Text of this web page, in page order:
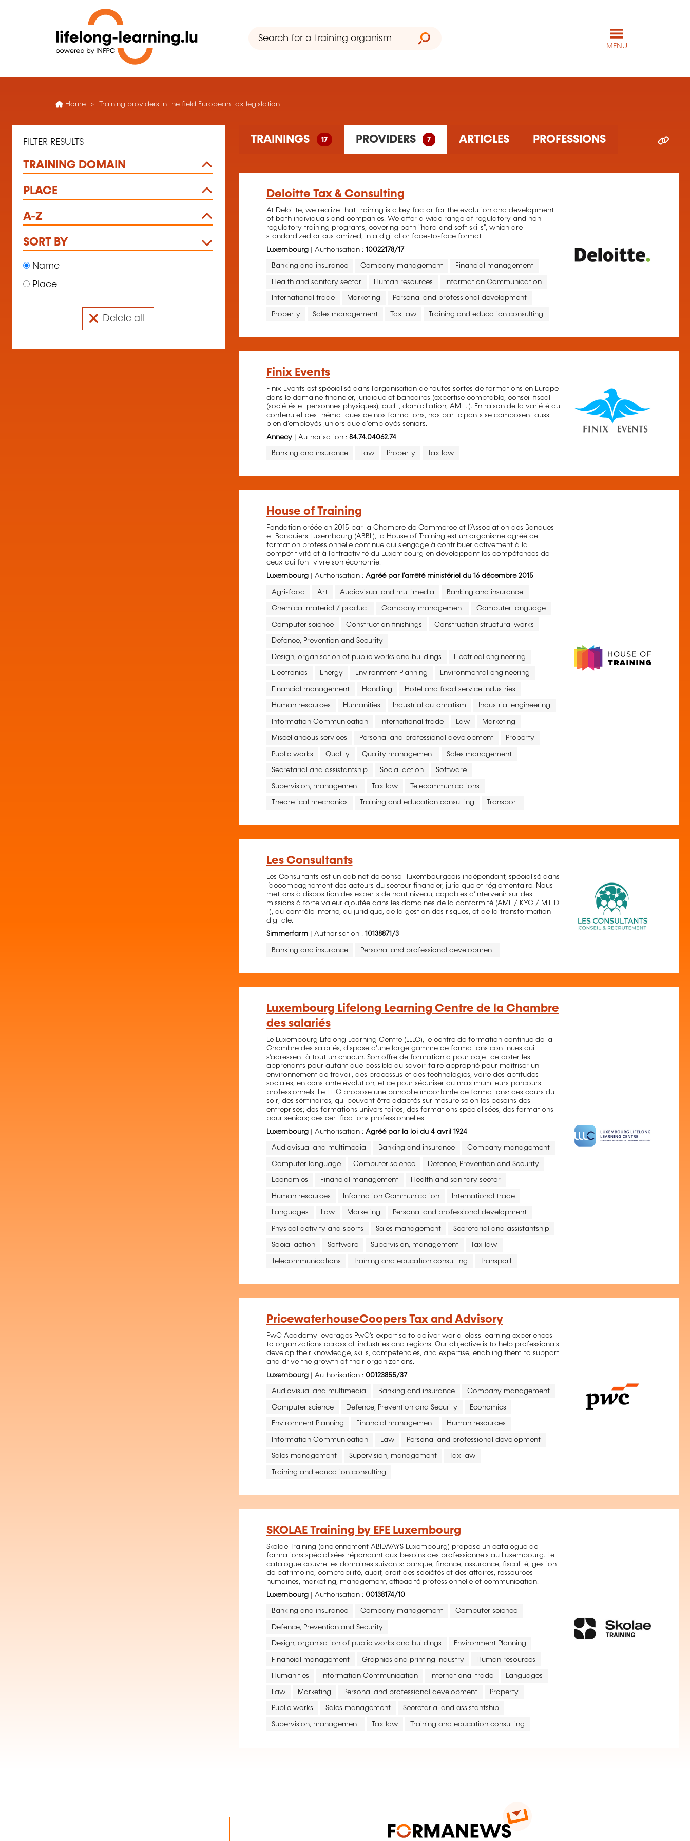
MENU
Home Training providers in the field European tax legislation
FILTER RESULTS
TRAINING DOMAIN
PLACE
A-Z
SORT BY
Name
Place
Delete all
17 training(s) found
7 training organism(s) found
TRAININGS 17 PROVIDERS 7 ARTICLES PROFESSIONS
Deloitte Tax & Consulting
At Deloitte, we realize that training is a key factor for the evolution and development
of both individuals and companies. We offer a wide range of regulatory and non-
regulatory training programs, covering both "hard and soft skills", which are
standardized or customized, in a digital or face-to-face format.
Luxembourg| Authorisation : 10022178/17
Banking and insurance Company management Financial management
Health and sanitary sector Human resources Information Communication
International trade Marketing Personal and professional development
Property Sales management Tax law Training and education consulting
Finix Events
Finix Events est spécialisé dans l'organisation de toutes sortes de formations en Europe
dans le domaine financier, juridique et bancaires (expertise comptable, conseil fiscal
(sociétés et personnes physiques), audit, domiciliation, AML…). En raison de la variété du
contenu et des thématiques de nos formations, nos participants se composent aussi
bien d’employés juniors que d’employés seniors.
Annecy| Authorisation : 84.74.04062.74
Banking and insurance Law Property Tax law
House of Training
Fondation créée en 2015 par la Chambre de Commerce et l’Association des Banques
et Banquiers Luxembourg (ABBL), la House of Training est un organisme agréé de
formation professionnelle continue qui s'engage à contribuer activement à la
compétitivité et à l'attractivité du Luxembourg en développant les compétences de
ceux qui font vivre son économie.
Luxembourg| Authorisation : Agréé par l'arrêté ministériel du 16 décembre 2015
Agri-food Art Audiovisual and multimedia Banking and insurance
Chemical material / product Company management Computer language
Computer science Construction finishings Construction structural works
Defence, Prevention and Security
Design, organisation of public works and buildings Electrical engineering
Electronics Energy Environment Planning Environmental engineering
Financial management Handling Hotel and food service industries
Human resources Humanities Industrial automatism Industrial engineering
Information Communication International trade Law Marketing
Miscellaneous services Personal and professional development Property
Public works Quality Quality management Sales management
Secretarial and assistantship Social action Software
Supervision, management Tax law Telecommunications
Theoretical mechanics Training and education consulting Transport
Les Consultants
Les Consultants est un cabinet de conseil luxembourgeois indépendant, spécialisé dans
l’accompagnement des acteurs du secteur financier, juridique et réglementaire. Nous
mettons à disposition des experts de haut niveau, capables d’intervenir sur des
missions à forte valeur ajoutée dans les domaines de la conformité (AML / KYC / MiFID
II), du contrôle interne, du juridique, de la gestion des risques, et de la transformation
digitale.
Simmerfarm| Authorisation : 10138871/3
Banking and insurance Personal and professional development
Luxembourg Lifelong Learning Centre de la Chambre
des salariés
Le Luxembourg Lifelong Learning Centre (LLLC), le centre de formation continue de la
Chambre des salariés, dispose d'une large gamme de formations continues qui
s’adressent à tout un chacun. Son offre de formation a pour objet de doter les
apprenants pour autant que possible du savoir-faire approprié pour maîtriser un
environnement de travail, des processus et des technologies, voire des aptitudes
sociales, en constante évolution, et ce pour sécuriser au maximum leurs parcours
professionnels. Le LLLC propose une panoplie importante de formations: des cours du
soir; des séminaires, qui peuvent être adaptés sur mesure selon les besoins des
entreprises; des formations universitaires; des formations spécialisées; des formations
pour seniors; des certifications professionnelles.
Luxembourg| Authorisation : Agréé par la loi du 4 avril 1924
Audiovisual and multimedia Banking and insurance Company management
Computer language Computer science Defence, Prevention and Security
Economics Financial management Health and sanitary sector
Human resources Information Communication International trade
Languages Law Marketing Personal and professional development
Physical activity and sports Sales management Secretarial and assistantship
Social action Software Supervision, management Tax law
Telecommunications Training and education consulting Transport
PricewaterhouseCoopers Tax and Advisory
PwC Academy leverages PwC’s expertise to deliver world-class learning experiences
to organizations across all industries and regions. Our objective is to help professionals
develop their knowledge, skills, competencies, and expertise, enabling them to support
and drive the growth of their organizations.
Luxembourg| Authorisation : 00123855/37
Audiovisual and multimedia Banking and insurance Company management
Computer science Defence, Prevention and Security Economics
Environment Planning Financial management Human resources
Information Communication Law Personal and professional development
Sales management Supervision, management Tax law
Training and education consulting
SKOLAE Training by EFE Luxembourg
Skolae Training (anciennement ABILWAYS Luxembourg) propose un catalogue de
formations spécialisées répondant aux besoins des professionnels au Luxembourg. Le
catalogue couvre les domaines suivants: banque, finance, assurance, fiscalité, gestion
de patrimoine, comptabilité, audit, droit des sociétés et des affaires, ressources
humaines, marketing, management, efficacité professionnelle et communication.
Luxembourg| Authorisation : 00138174/10
Banking and insurance Company management Computer science
Defence, Prevention and Security
Design, organisation of public works and buildings Environment Planning
Financial management Graphics and printing industry Human resources
Humanities Information Communication International trade Languages
Law Marketing Personal and professional development Property
Public works Sales management Secretarial and assistantship
Supervision, management Tax law Training and education consulting